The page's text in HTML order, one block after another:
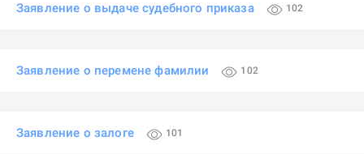
Заявление о выдаче судебного приказа 102
Заявление о перемене фамилии 102
Заявление о залоге 101